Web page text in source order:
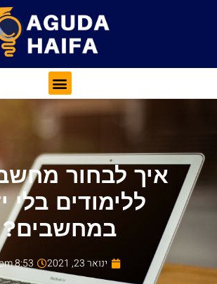
איך לבחור מחשב
ללימודים בלי
במחשבים?
ינואר 23, 2021 8:53 pm